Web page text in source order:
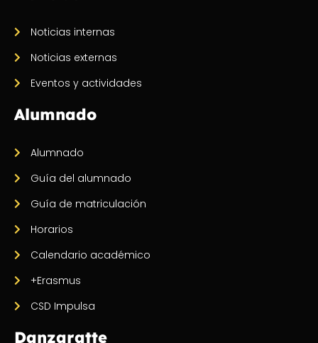
Noticias internas
Noticias externas
Eventos y actividades
Alumnado
Alumnado
Guía del alumnado
Guía de matriculación
Horarios
Calendario académico
+Erasmus
CSD Impulsa
Danzaratte